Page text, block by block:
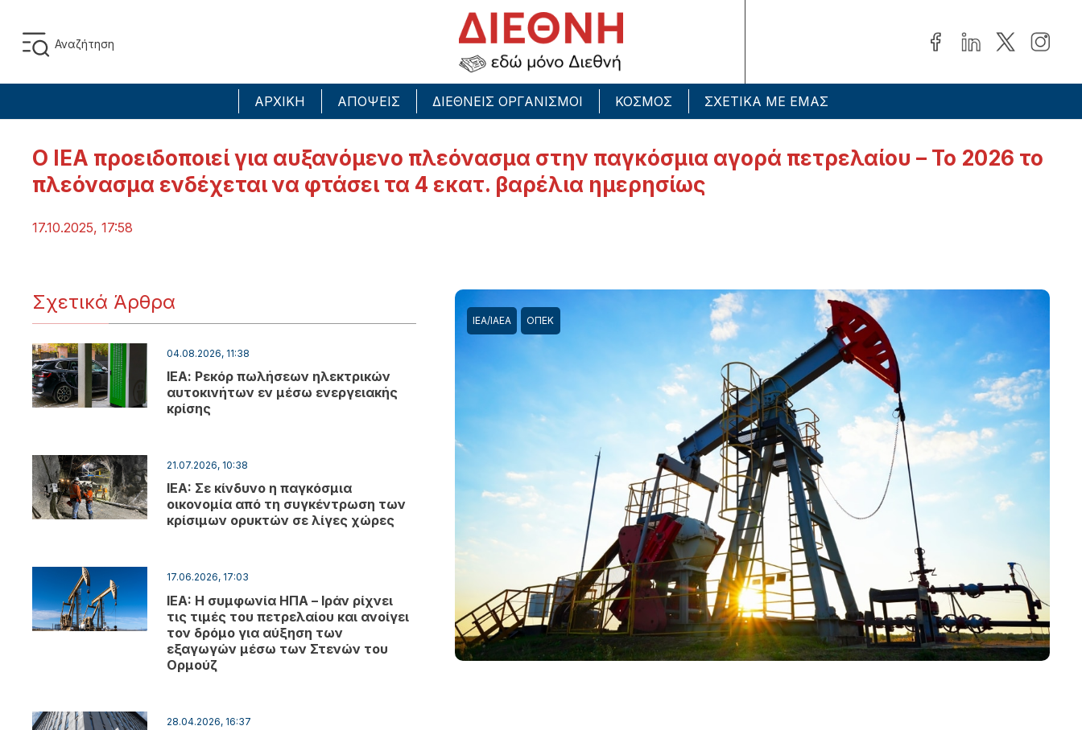
ΑΡΧΙΚΗ ΑΠΟΨΕΙΣ ΔΙΕΘΝΕΙΣ ΟΡΓΑΝΙΣΜΟΙ ΚΟΣΜΟΣ ΣΧΕΤΙΚΑ ΜΕ ΕΜΑΣ
O IEA προειδοποιεί για αυξανόμενο πλεόνασμα στην παγκόσμια αγορά πετρελαίου – Το 2026 το
πλεόνασμα ενδέχεται να φτάσει τα 4 εκατ. βαρέλια ημερησίως
17.10.2025, 17:58
Σχετικά Άρθρα
04.08.2026, 11:38
ΙΕΑ: Ρεκόρ πωλήσεων ηλεκτρικών
αυτοκινήτων εν μέσω ενεργειακής
κρίσης
21.07.2026, 10:38
IEA: Σε κίνδυνο η παγκόσμια
οικονομία από τη συγκέντρωση των
κρίσιμων ορυκτών σε λίγες χώρες
17.06.2026, 17:03
IEA: Η συμφωνία ΗΠΑ – Ιράν ρίχνει
τις τιμές του πετρελαίου και ανοίγει
τον δρόμο για αύξηση των
εξαγωγών μέσω των Στενών του
Ορμούζ
28.04.2026, 16:37
ΙΕΑ/ΙΑΕΑ ΟΠΕΚ